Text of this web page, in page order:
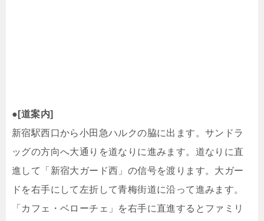
● [道案内]
新宿駅西口から小田急ハルクの脇に出ます。サンドラ
ッグの方向へ大通りを道なりに進みます。道なりに直
進して「新宿大ガード西」の信号を渡ります。大ガー
ドを右手にして左折して青梅街道に沿って進みます。
「カフェ・ベローチェ」を右手に直進するとファミリ